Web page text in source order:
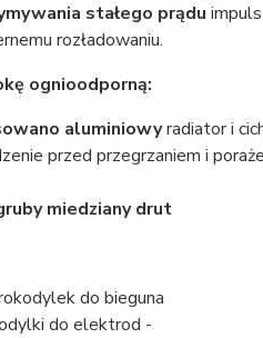
stałego prądu
rozładowaniu.
ognioodporną:
aluminiowyradiator i
przed przegrzaniem i
miedziany drut
do bieguna
do elektrod -